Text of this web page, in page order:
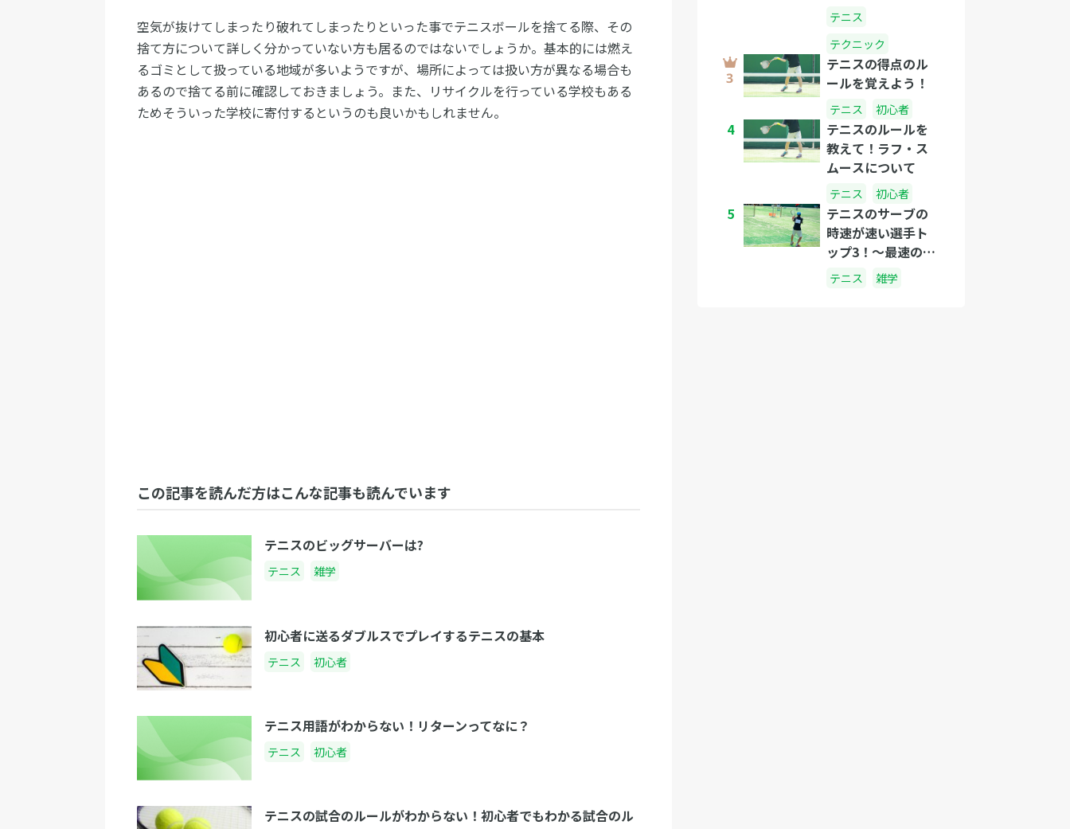
空気が抜けてしまったり破れてしまったりといった事でテニスボールを捨てる際、その
捨て方について詳しく分かっていない方も居るのではないでしょうか。基本的には燃え
るゴミとして扱っている地域が多いようですが、場所によっては扱い方が異なる場合も
あるので捨てる前に確認しておきましょう。また、リサイクルを行っている学校もある
ためそういった学校に寄付するというのも良いかもしれません。
この記事を読んだ方はこんな記事も読んでいます
テニスのビッグサーバーは?
テニス 雑学
初心者に送るダブルスでプレイするテニスの基本
テニス 初心者
テニス用語がわからない！リターンってなに？
テニス 初心者
テニスの試合のルールがわからない！初心者でもわかる試合のル
ニスを楽しもう！
テニス
テクニック
テニスの得点のル
ールを覚えよう！
テニス 初心者
4
テニスのルールを
教えて！ラフ・ス
ムースについて
テニス 初心者
5
テニスのサーブの
時速が速い選手ト
ップ3！〜最速のプ
レイヤーは誰
だ？〜
テニス 雑学